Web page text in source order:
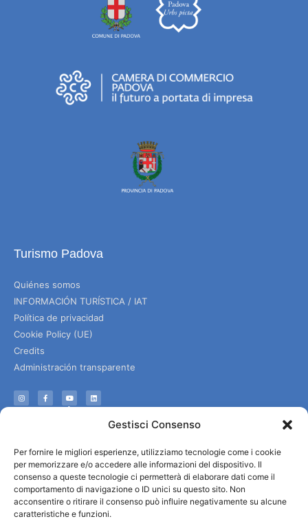
Gestisci Consenso
Per fornire le migliori esperienze, utilizziamo tecnologie come i cookie
per memorizzare e/o accedere alle informazioni del dispositivo. Il
consenso a queste tecnologie ci permetterà di elaborare dati come il
comportamento di navigazione o ID unici su questo sito. Non
acconsentire o ritirare il consenso può influire negativamente su alcune
caratteristiche e funzioni.
Turismo Padova
Quiénes somos
INFORMACIÓN TURÍSTICA / IAT
Política de privacidad
Cookie Policy (UE)
Credits
Administración transparente
Servicios útiles
Descargar folletos